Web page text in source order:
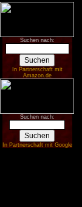
Suchen nach:
In Partnerschaft mit
Amazon.de
Suchen nach:
In Partnerschaft mit Google